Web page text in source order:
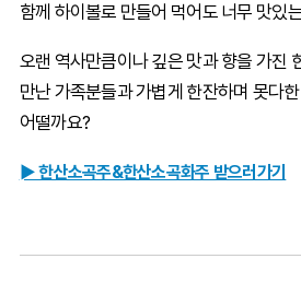
함께 하이볼로 만들어 먹어도 너무 맛있
오랜 역사만큼이나 깊은 맛과 향을 가진
만난 가족분들과 가볍게 한잔하며 못다
어떨까요?
► 한산소곡주&한산소곡화주 받으러가기